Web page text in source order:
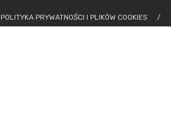
POLITYKA PRYWATNOŚCI I PLIKÓW COOKIES